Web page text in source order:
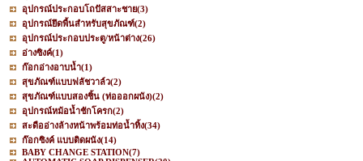
อุปกรณ์ประกอบโถปัสสาะชาย(3)
อุปกรณ์ยึดพื้นสำหรับสุขภัณฑ์(2)
อุปกรณ์ประกอบประตู/หน้าต่าง(26)
อ่างซิงค์(1)
ก๊อกอ่างอาบน้ำ(1)
สุขภัณฑ์แบบฟลัชวาล์ว(2)
สุขภัณฑ์แบบสองชิ้น (ท่อออกผนัง)(2)
อุปกรณ์หม้อน้ำชักโครก(2)
สะดืออ่างล้างหน้าพร้อมท่อน้ำทิ้ง(34)
ก๊อกซิงค์ แบบติดผนัง(14)
BABY CHANGE STATION(7)